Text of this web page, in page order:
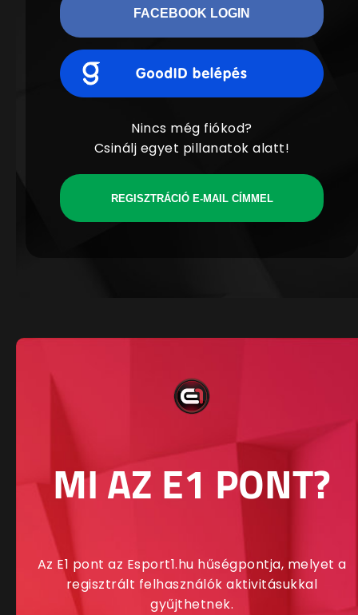
FACEBOOK LOGIN
Nincs még fiókod?
Csinálj egyet pillanatok alatt!
REGISZTRÁCIÓ E-MAIL CÍMMEL
MI AZ E1 PONT?
Az E1 pont az Esport1.hu hűségpontja, melyet a
regisztrált felhasználók aktivitásukkal
gyűjthetnek.